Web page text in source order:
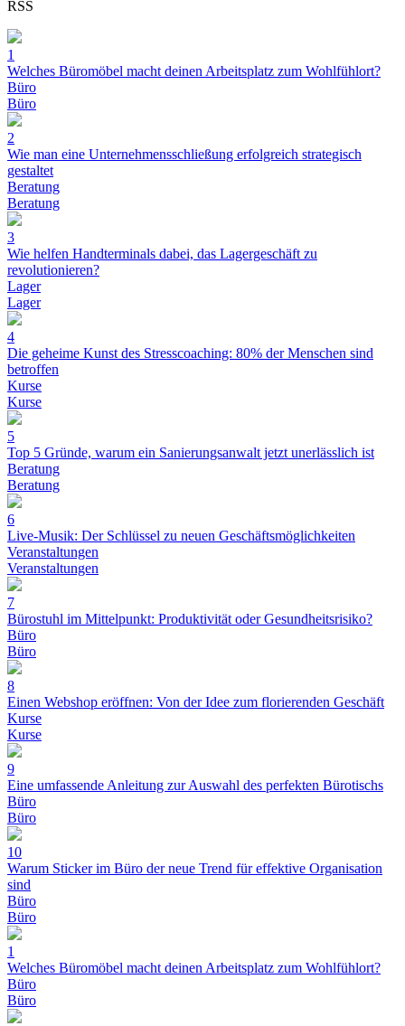
RSS
1
Welches Büromöbel macht deinen Arbeitsplatz zum Wohlfühlort?
Büro
Büro
2
Wie man eine Unternehmensschließung erfolgreich strategisch
gestaltet
Beratung
Beratung
3
Wie helfen Handterminals dabei, das Lagergeschäft zu
revolutionieren?
Lager
Lager
4
Die geheime Kunst des Stresscoaching: 80% der Menschen sind
betroffen
Kurse
Kurse
5
Top 5 Gründe, warum ein Sanierungsanwalt jetzt unerlässlich ist
Beratung
Beratung
6
Live-Musik: Der Schlüssel zu neuen Geschäftsmöglichkeiten
Veranstaltungen
Veranstaltungen
7
Bürostuhl im Mittelpunkt: Produktivität oder Gesundheitsrisiko?
Büro
Büro
8
Einen Webshop eröffnen: Von der Idee zum florierenden Geschäft
Kurse
Kurse
9
Eine umfassende Anleitung zur Auswahl des perfekten Bürotischs
Büro
Büro
10
Warum Sticker im Büro der neue Trend für effektive Organisation
sind
Büro
Büro
1
Welches Büromöbel macht deinen Arbeitsplatz zum Wohlfühlort?
Büro
Büro